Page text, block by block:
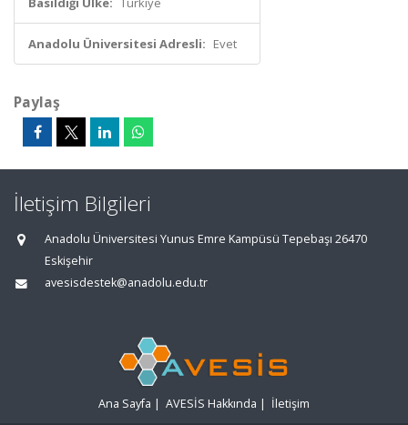
Anadolu Üniversitesi Adresli: Evet
Paylaş
İletişim Bilgileri
Anadolu Üniversitesi Yunus Emre Kampüsü Tepebaşı 26470
Eskişehir
avesisdestek@anadolu.edu.tr
Ana Sayfa | AVESİS Hakkında | İletişim